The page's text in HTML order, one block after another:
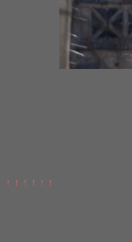
↑ ↑ ↑ ↑ ↑ ↑